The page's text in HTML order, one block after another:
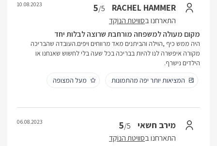
RACHEL HAMMER
5/5
התארחנו בסוויטת הנוֹקֵד
10.08.2023
מקום מעולה למשפחה מורחבת שרוצה לבלות יחד
היה ממש כיף ,הוילה והביתנים מאד מרווחים ויפים.העובדה שהבריכה
מקורה איפשרה לנו להיות בבריכה בכל שעה בלי לחשוש שאנחנו או
הילדים נישרף.
המציאות יותר יפה מהתמונות
מעל המצופה
מירב חשאי 5/5
התארחנו בסוויטת הנוֹקֵד
06.08.2023